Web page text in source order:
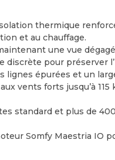
thermique
et au chauffage.
une vue
discrète pour préserver
lignes épurées et un
vents forts jusqu’à
standard et plus de
Somfy Maestria IO